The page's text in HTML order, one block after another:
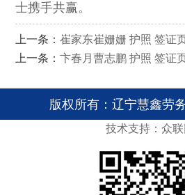
士携手共赢。
上一条：崔家东崔姗姗 护照 签证
上一条：卞春月曹志鹏 护照 签证
版权所有：辽宁慧鑫劳
技术支持：众